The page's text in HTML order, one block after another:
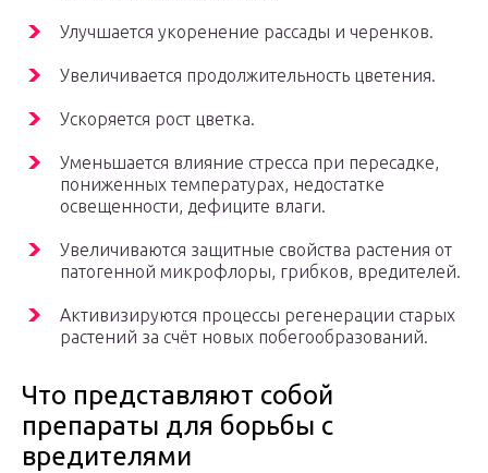
Улучшается укоренение рассады и черенков.
Увеличивается продолжительность цветения.
Ускоряется рост цветка.
Уменьшается влияние стресса при пересадке,
пониженных температурах, недостатке
освещенности, дефиците влаги.
Увеличиваются защитные свойства растения от
патогенной микрофлоры, грибков, вредителей.
Активизируются процессы регенерации старых
растений за счёт новых побегообразований.
Что представляют собой
препараты для борьбы с
вредителями